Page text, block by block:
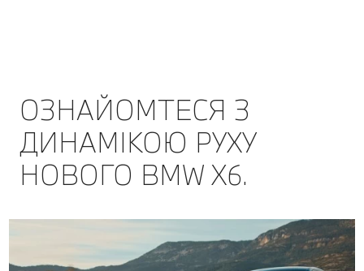
ОЗНАЙОМТЕСЯ З
ДИНАМІКОЮ РУХУ
НОВОГО BMW X6.